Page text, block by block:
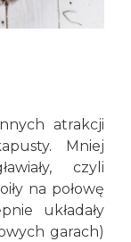
atrakcji
Mniej
czyli
na połowę
układały
garach)